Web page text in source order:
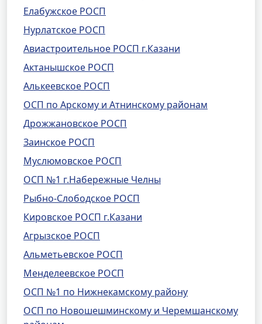
Елабужское РОСП
Нурлатское РОСП
Авиастроительное РОСП г.Казани
Актанышское РОСП
Алькеевское РОСП
ОСП по Арскому и Атнинскому районам
Дрожжановское РОСП
Заинское РОСП
Муслюмовское РОСП
ОСП №1 г.Набережные Челны
Рыбно-Слободское РОСП
Кировское РОСП г.Казани
Агрызское РОСП
Альметьевское РОСП
Менделеевское РОСП
ОСП №1 по Нижнекамскому району
ОСП по Новошешминскому и Черемшанскому